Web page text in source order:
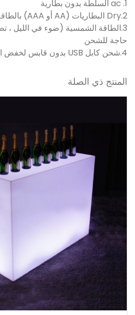
1. ac السلطة بدون بطارية
2.Dry البطاريات (AA أو AAA) بالطاقة
3.الطاقة الشمسية (ضوء في الليل ،
حاجة للشحن
4.شحن كابل USB بدون قابس لخفض السعر قليلاً
المنتج ذي الصلة